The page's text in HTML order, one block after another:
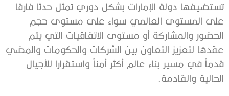
تستضيفها دولة الإمارات بشكل دوري تمثل حدثا فارقا
على المستوى العالمي سواء على مستوى حجم
الحضور والمشاركة أو مستوى الاتفاقيات التي يتم
عقدها لتعزيز التعاون بين الشركات والحكومات والمضي
قدماً في مسير بناء عالم أكثر أمناً واستقرارا للأجيال
الحالية والقادمة.